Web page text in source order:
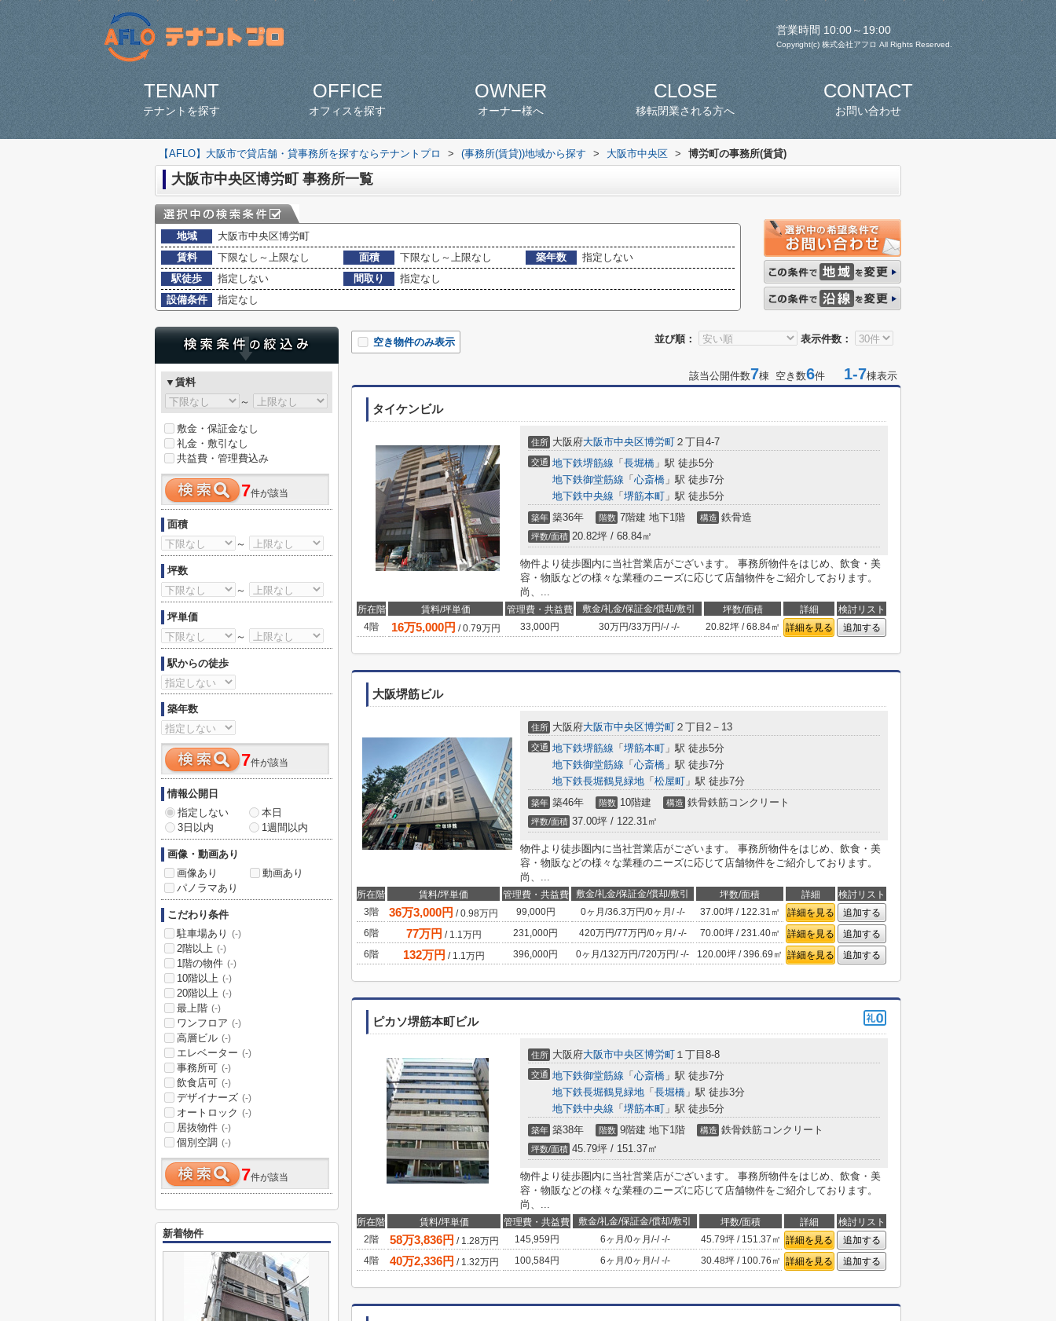
営業時間 10:00～19:00
Copyright(c) 株式会社アフロ All Rights Reserved.
TENANT
テナントを探す
OFFICE
オフィスを探す
OWNER
オーナー様へ
CLOSE
移転閉業される方へ
CONTACT
お問い合わせ
【AFLO】大阪市で貸店舗・貸事務所を探すならテナントプロ > (事務所(賃貸))地域から探す > 大阪市中央区 > 博労町の事務所(賃貸)
大阪市中央区博労町 事務所一覧
地域
大阪市中央区博労町
賃料
下限なし～上限なし 面積 下限なし～上限なし 築年数
指定しない
駅徒歩
指定しない 間取り
指定なし
設備条件
指定なし
並び順： 表示件数：
空き物件のみ表示
該当公開件数7棟 空き数6件 1-7棟表示
タイケンビル
住所 大阪府大阪市中央区博労町 ２丁目4-7
交通 地下鉄堺筋線 「 長堀橋 」駅 徒歩5分
地下鉄御堂筋線 「 心斎橋 」駅 徒歩7分
地下鉄中央線 「 堺筋本町 」駅 徒歩5分
築年 築36年 階数 7階建 地下1階 構造 鉄骨造
坪数/面積 20.82坪 / 68.84㎡
物件より徒歩圏内に当社営業店がございます。 事務所物件をはじめ、飲食・美
容・物販などの様々な業種のニーズに応じて店舗物件をご紹介しております。
尚、...
所在階 賃料/坪単価 管理費・共益費 敷金/礼金/保証金/償却/敷引 坪数/面積 詳細
検討リスト
4階
16万5,000円 /0.79万円 33,000円 30万円/33万円/-/-/- 20.82坪 / 68.84㎡ 詳細を見る 追加する
大阪堺筋ビル
住所 大阪府大阪市中央区博労町 ２丁目2－13
交通 地下鉄堺筋線 「 堺筋本町 」駅 徒歩5分
地下鉄御堂筋線 「 心斎橋 」駅 徒歩7分
地下鉄長堀鶴見緑地 「 松屋町 」駅 徒歩7分
築年 築46年 階数 10階建 構造 鉄骨鉄筋コンクリート
坪数/面積 37.00坪 / 122.31㎡
物件より徒歩圏内に当社営業店がございます。 事務所物件をはじめ、飲食・美
容・物販などの様々な業種のニーズに応じて店舗物件をご紹介しております。
尚、...
所在階 賃料/坪単価 管理費・共益費 敷金/礼金/保証金/償却/敷引 坪数/面積 詳細
検討リスト
3階
36万3,000円 /0.98万円 99,000円 0ヶ月 /36.3万円/0ヶ月 /-/- 37.00坪 / 122.31㎡ 詳細を見る
追加する
6階
77万円 / 1.1万円 231,000円 420万円/77万円/0ヶ月 /-/- 70.00坪 / 231.40㎡ 詳細を見る
追加する
6階
132万円 / 1.1万円 396,000円 0ヶ月 /132万円/720万円/-/- 120.00坪 / 396.69㎡ 詳細を見る 追加する
ピカソ堺筋本町ビル
住所 大阪府大阪市中央区博労町 １丁目8-8
交通 地下鉄御堂筋線 「 心斎橋 」駅 徒歩7分
地下鉄長堀鶴見緑地 「 長堀橋 」駅 徒歩3分
地下鉄中央線 「 堺筋本町 」駅 徒歩5分
築年 築38年 階数 9階建 地下1階 構造 鉄骨鉄筋コンクリート
坪数/面積 45.79坪 / 151.37㎡
物件より徒歩圏内に当社営業店がございます。 事務所物件をはじめ、飲食・美
容・物販などの様々な業種のニーズに応じて店舗物件をご紹介しております。
尚、...
所在階 賃料/坪単価 管理費・共益費 敷金/礼金/保証金/償却/敷引 坪数/面積 詳細
検討リスト
2階
58万3,836円 / 1.28万円 145,959円 6ヶ月 /0ヶ月 /-/-/- 45.79坪 / 151.37㎡ 詳細を見る
追加する
4階
40万2,336円 / 1.32万円 100,584円 6ヶ月 /0ヶ月 /-/-/- 30.48坪 / 100.76㎡ 詳細を見る 追加する
▼賃料
～
敷金・保証金なし
礼金・敷引なし
共益費・管理費込み
7件が該当
面積
～
坪数
～
坪単価
～
駅からの徒歩
築年数
7件が該当
情報公開日
指定しない
本日
3日以内
1週間以内
画像・動画あり
画像あり
動画あり
パノラマあり
こだわり条件
駐車場あり
(-)
2階以上 (-)
1階の物件 (-)
10階以上 (-)
20階以上 (-)
最上階 (-)
ワンフロア (-)
高層ビル (-)
エレベーター (-)
事務所可 (-)
飲食店可 (-)
デザイナーズ (-)
オートロック (-)
居抜物件 (-)
個別空調 (-)
7件が該当
新着物件